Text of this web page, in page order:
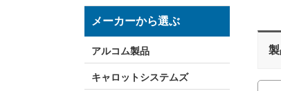
メーカーから選ぶ
アルコム製品
キャロットシステムズ